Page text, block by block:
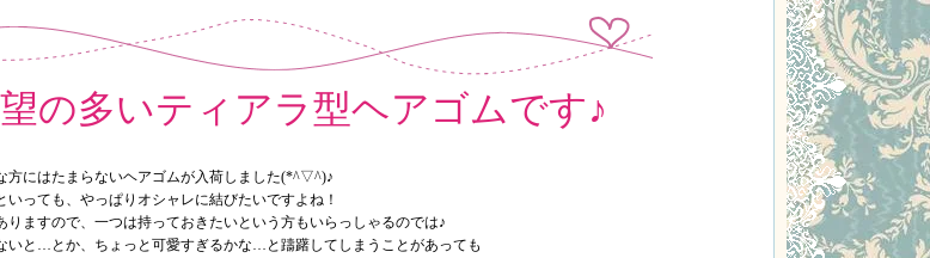
の多いティアラ型ヘアゴムです♪
方にはたまらないヘアゴムが入荷しました(*^▽^)♪
っても、やっぱりオシャレに結びたいですよね！
りますので、一つは持っておきたいという方もいらっしゃるのでは♪
いと…とか、ちょっと可愛すぎるかな…と躊躇してしまうことがあっても